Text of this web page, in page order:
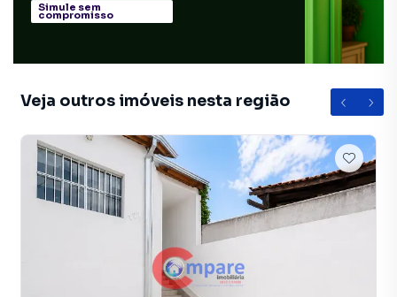
Simule sem
compromisso
Veja outros imóveis nesta região